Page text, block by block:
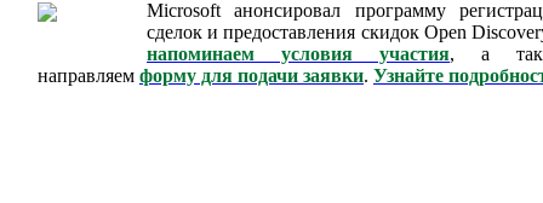
Microsoft анонсировал программу
сделок и предоставления скидок Open
напоминаем условия участия, а
направляем форму для подачи заявки. Узнайте